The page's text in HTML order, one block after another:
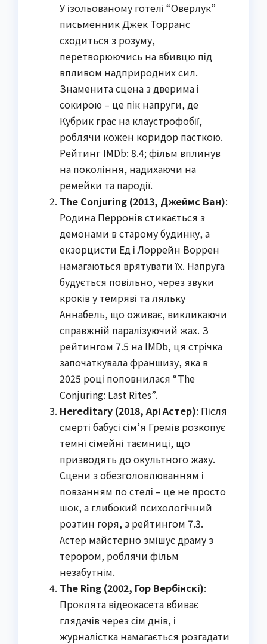
У ізольованому готелі “Оверлук”
письменник Джек Торранс
сходиться з розуму,
перетворюючись на вбивцю під
впливом надприродних сил.
Знаменита сцена з дверима і
сокирою – це пік напруги, де
Кубрик грає на клаустрофобії,
роблячи кожен коридор пасткою.
Рейтинг IMDb: 8.4; фільм вплинув
на покоління, надихаючи на
ремейки та пародії.
The Conjuring (2013, Джеймс Ван):
Родина Перронів стикається з
демонами в старому будинку, а
екзорцисти Ед і Лоррейн Воррен
намагаються врятувати їх. Напруга
будується повільно, через звуки
кроків у темряві та ляльку
Аннабель, що оживає, викликаючи
справжній паралізуючий жах. З
рейтингом 7.5 на IMDb, ця стрічка
започаткувала франшизу, яка в
2025 році поповнилася “The
Conjuring: Last Rites”.
Hereditary (2018, Арі Астер): Після
смерті бабусі сім’я Гремів розкопує
темні сімейні таємниці, що
призводять до окультного жаху.
Сцени з обезголовлюванням і
повзанням по стелі – це не просто
шок, а глибокий психологічний
розтин горя, з рейтингом 7.3.
Астер майстерно змішує драму з
терором, роблячи фільм
незабутнім.
The Ring (2002, Гор Вербінскі):
Проклята відеокасета вбиває
глядачів через сім днів, і
журналістка намагається розгадати